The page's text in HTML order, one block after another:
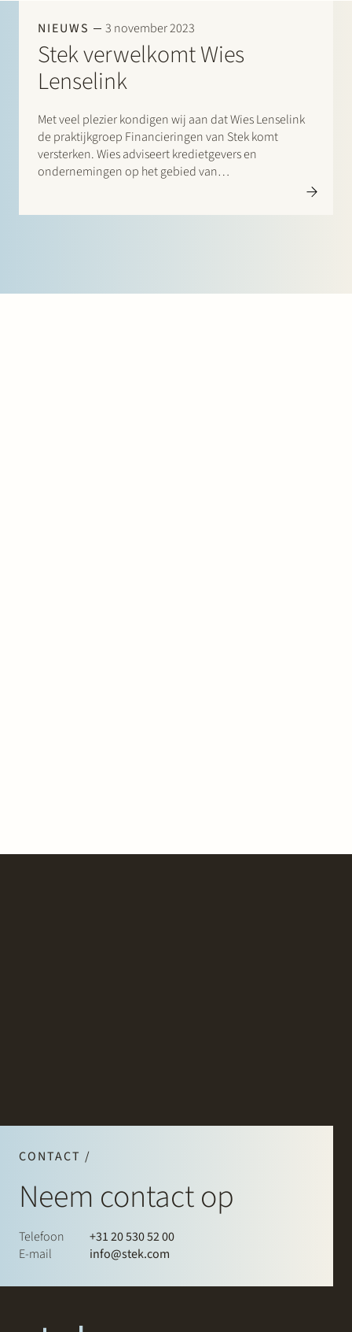
NIEUWS 3 november 2023
Stek verwelkomt Wies
Lenselink
Met veel plezier kondigen wij aan dat Wies Lenselink
de praktijkgroep Financieringen van Stek komt
versterken. Wies adviseert kredietgevers en
ondernemingen op het gebied van
CONTACT /
Neem contact op
Telefoon
+31 20 530 52 00
E-mail
info@stek.com
Werken bij Stek